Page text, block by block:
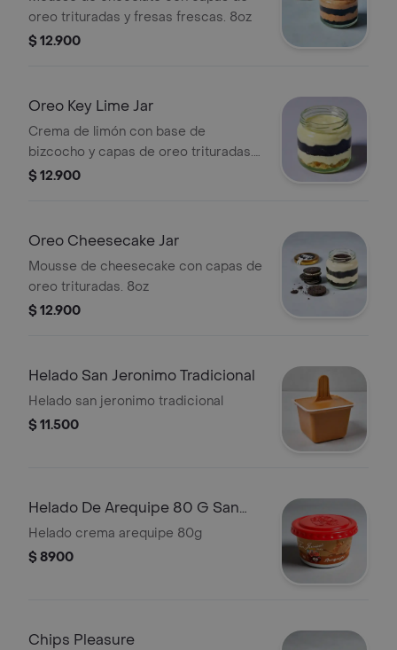
oreo trituradas y fresas frescas. 8oz
$ 12.900
Oreo Key Lime Jar
Crema de limón con base de
bizcocho y capas de oreo trituradas.
8oz
$ 12.900
Oreo Cheesecake Jar
Mousse de cheesecake con capas de
oreo trituradas. 8oz
$ 12.900
Helado San Jeronimo Tradicional
Helado san jeronimo tradicional
$ 11.500
Helado De Arequipe 80 G San
Jeronimo
Helado crema arequipe 80g
$ 8900
Chips Pleasure